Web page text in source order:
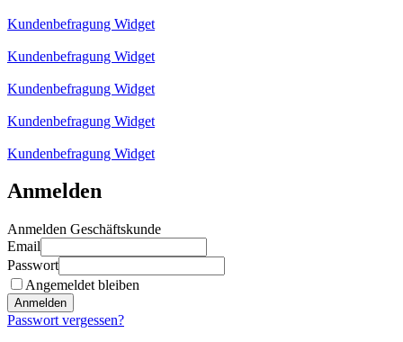
Kundenbefragung Widget
Kundenbefragung Widget
Kundenbefragung Widget
Kundenbefragung Widget
Kundenbefragung Widget
Anmelden
Anmelden Geschäftskunde
Email
Passwort
Angemeldet bleiben
Anmelden
Passwort vergessen?